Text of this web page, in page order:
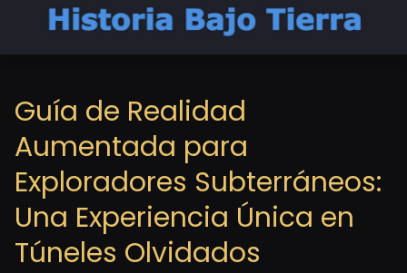
Guía de Realidad
Aumentada para
Exploradores Subterráneos:
Una Experiencia Única en
Túneles Olvidados